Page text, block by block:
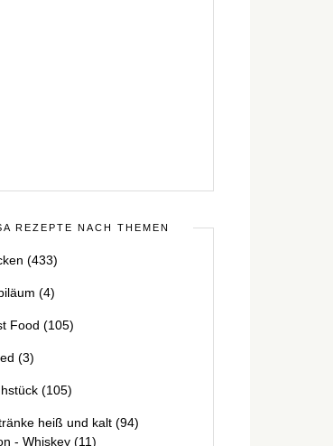
REZEPTE NACH THEMEN
(433)
(4)
Food (105)
(3)
(105)
heiß und kalt (94)
- Whiskey (11)